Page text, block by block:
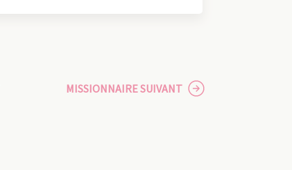
MISSIONNAIRE SUIVANT